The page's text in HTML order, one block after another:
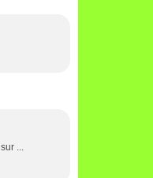
...